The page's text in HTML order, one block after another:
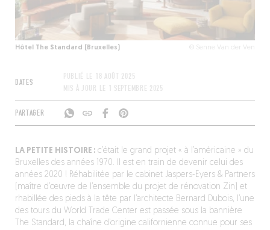
Hôtel The Standard (Bruxelles) © Senne Van der Ven
DATES
PUBLIÉ LE
18 AOÛT 2025
MIS À JOUR LE
1 SEPTEMBRE 2025
PARTAGER
LA PETITE HISTOIRE :c’était le grand projet « à l’américaine » du
Bruxelles des années 1970. Il est en train de devenir celui des
années 2020 ! Réhabilitée par le cabinet Jaspers-Eyers & Partners
(maître d’œuvre de l’ensemble du projet de rénovation Zin) et
rhabillée des pieds à la tête par l’architecte Bernard Dubois, l’une
des tours du World Trade Center est passée sous la bannière
The Standard, la chaîne d’origine californienne connue pour ses